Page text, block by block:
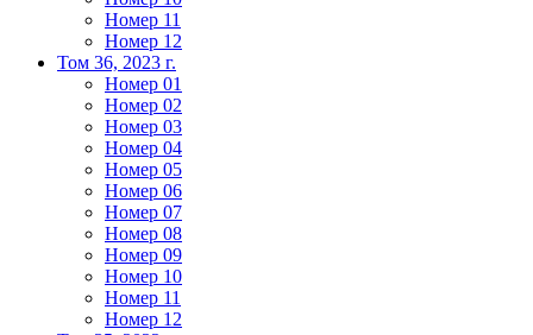
Номер 11
Номер 12
Том 36, 2023 г.
Номер 01
Номер 02
Номер 03
Номер 04
Номер 05
Номер 06
Номер 07
Номер 08
Номер 09
Номер 10
Номер 11
Номер 12